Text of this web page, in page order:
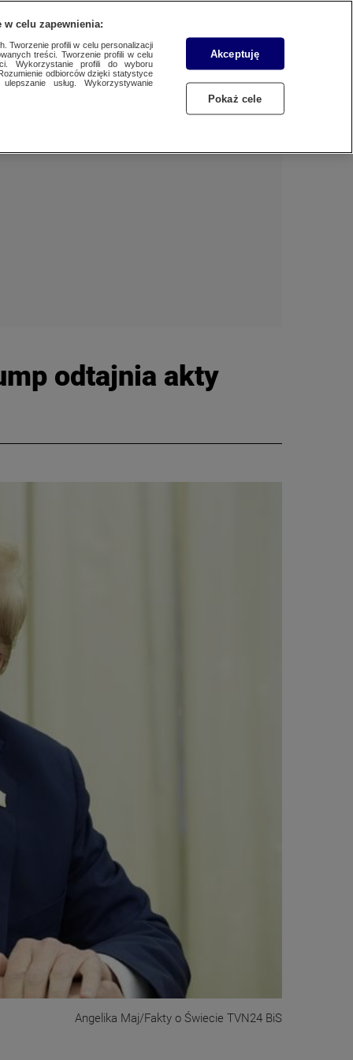
Dzień dobry!
ZALOGUJ SIĘ
odtajnia akty
Angelika Maj/Fakty o Świecie TVN24 BiS
w celu zapewnienia:
Tworzenie profili w celu personalizacji
treści. Tworzenie profili w celu
Wykorzystanie profili do wyboru
odbiorców dzięki statystyce
usług. Wykorzystywanie
Akceptuję
Pokaż cele